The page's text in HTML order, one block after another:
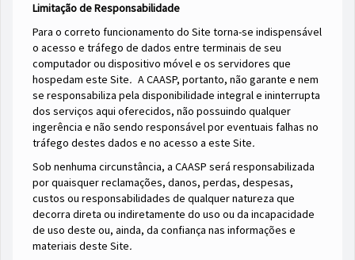
Limitação de Responsabilidade
Para o correto funcionamento do Site torna-se indispensável
o acesso e tráfego de dados entre terminais de seu
computador ou dispositivo móvel e os servidores que
hospedam este Site. A CAASP, portanto, não garante e nem
se responsabiliza pela disponibilidade integral e ininterrupta
dos serviços aqui oferecidos, não possuindo qualquer
ingerência e não sendo responsável por eventuais falhas no
tráfego destes dados e no acesso a este Site.
Sob nenhuma circunstância, a CAASP será responsabilizada
por quaisquer reclamações, danos, perdas, despesas,
custos ou responsabilidades de qualquer natureza que
decorra direta ou indiretamente do uso ou da incapacidade
de uso deste ou, ainda, da confiança nas informações e
materiais deste Site.